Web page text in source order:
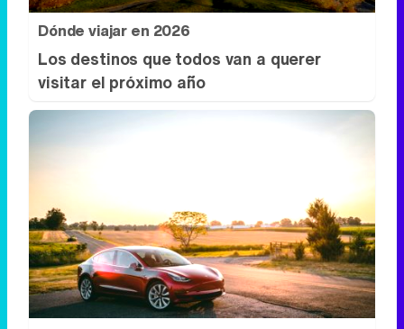
Dónde viajar en 2026
Los destinos que todos van a querer
visitar el próximo año